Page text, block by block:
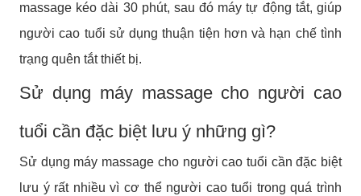
massage kéo dài 30 phút, sau đó máy tự động tắt, giúp
người cao tuổi sử dụng thuận tiện hơn và hạn chế tình
trạng quên tắt thiết bị.
Sử dụng máy massage cho người cao
tuổi cần đặc biệt lưu ý những gì?
Sử dụng máy massage cho người cao tuổi cần đặc biệt
lưu ý rất nhiều vì cơ thể người cao tuổi trong quá trình